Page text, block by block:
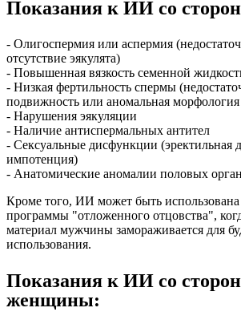
Показания к ИИ со
- Олигоспермия или аспермия
отсутствие эякулята)
- Повышенная вязкость семенной
- Низкая фертильность спермы
подвижность или аномальная
- Нарушения эякуляции
- Наличие антиспермальных антител
- Сексуальные дисфункции (эректильная
импотенция)
- Анатомические аномалии половых
Кроме того, ИИ может быть
программы "отложенного отцовства",
материал мужчины замораживается для
использования.
Показания к ИИ со
женщины: